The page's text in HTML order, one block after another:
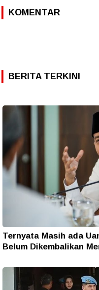
KOMENTAR
BERITA TERKINI
Ternyata Masih ada
Belum Dikembalikan